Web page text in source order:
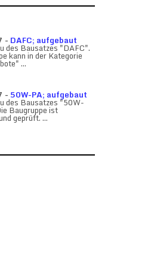
- DAFC; aufgebaut
des Bausatzes "DAFC".
kann in der Kategorie
...
- 50W-PA; aufgebaut
des Bausatzes "50W-
Baugruppe ist
geprüft. ...